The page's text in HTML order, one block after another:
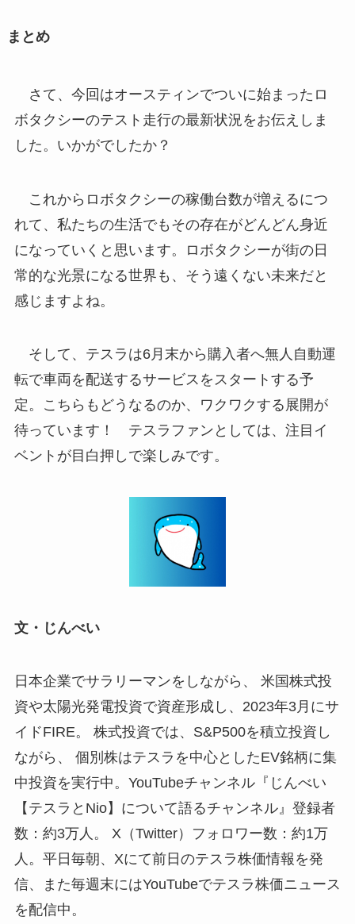
まとめ
さて、今回はオースティンでついに始まったロ
ボタクシーのテスト走行の最新状況をお伝えしま
した。いかがでしたか？
これからロボタクシーの稼働台数が増えるにつ
れて、私たちの生活でもその存在がどんどん身近
になっていくと思います。ロボタクシーが街の日
常的な光景になる世界も、そう遠くない未来だと
感じますよね。
そして、テスラは6月末から購入者へ無人自動運
転で車両を配送するサービスをスタートする予
定。こちらもどうなるのか、ワクワクする展開が
待っています！ テスラファンとしては、注目イ
ベントが目白押しで楽しみです。
文・じんべい
日本企業でサラリーマンをしながら、 米国株式投
資や太陽光発電投資で資産形成し、2023年3月にサ
イドFIRE。 株式投資では、S&P500を積立投資し
ながら、 個別株はテスラを中心としたEV銘柄に集
中投資を実行中。YouTubeチャンネル『じんべい
【テスラとNio】について語るチャンネル』登録者
数：約3万人。 X（Twitter）フォロワー数：約1万
人。平日毎朝、Xにて前日のテスラ株価情報を発
信、また毎週末にはYouTubeでテスラ株価ニュース
を配信中。